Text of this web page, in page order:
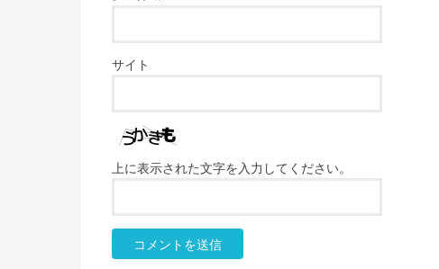
サイト
上に表示された文字を入力してください。